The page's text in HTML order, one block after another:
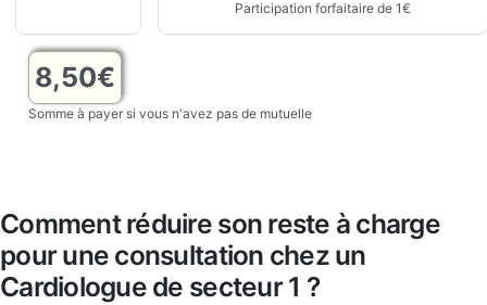
Participation forfaitaire de 1€
8,50€
Somme à payer si vous n'avez pas de mutuelle
Comment réduire son reste à charge
pour une consultation chez un
Cardiologue de secteur 1 ?